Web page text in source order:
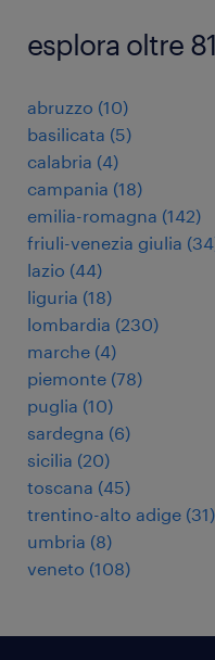
esplora oltre
abruzzo (10)
basilicata (5)
calabria (4)
campania (18)
emilia-romagna (142)
friuli-venezia giulia (34
lazio (44)
liguria (18)
lombardia (230)
marche (4)
piemonte (78)
puglia (10)
sardegna (6)
sicilia (20)
toscana (45)
trentino-alto adige (31)
umbria (8)
veneto (108)